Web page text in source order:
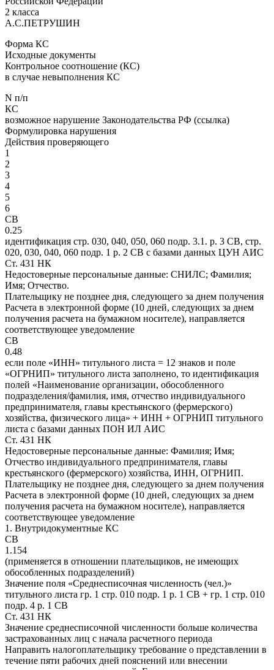
2 класса
А.С.ПЕТРУШИН
Форма КС
Исходные документы
Контрольное соотношение (КС)
в случае невыполнения КС
N п/п
КС
возможное нарушение Законодательства РФ (ссылка)
Формулировка нарушения
Действия проверяющего
1
2
3
4
5
6
СВ
0.25
идентификация стр. 030, 040, 050, 060 подр. 3.1. р. 3 СВ, стр.
020, 030, 040, 060 подр. 1 р. 2 СВ с базами данных ЦУН АИС
Ст. 431 НК
Недостоверные персональные данные: СНИЛС; Фамилия;
Имя; Отчество.
Плательщику не позднее дня, следующего за днем получения
Расчета в электронной форме (10 дней, следующих за днем
получения расчета на бумажном носителе), направляется
соответствующее уведомление
СВ
0.48
если поле «ИНН» титульного листа = 12 знаков и поле
«ОГРНИП» титульного листа заполнено, то идентификация
полей «Наименование организации, обособленного
подразделения/фамилия, имя, отчество индивидуального
предпринимателя, главы крестьянского (фермерского)
хозяйства, физического лица» + ИНН + ОГРНИП титульного
листа с базами данных ПОН ИЛ АИС
Ст. 431 НК
Недостоверные персональные данные: Фамилия; Имя;
Отчество индивидуального предпринимателя, главы
крестьянского (фермерского) хозяйства, ИНН, ОГРНИП.
Плательщику не позднее дня, следующего за днем получения
Расчета в электронной форме (10 дней, следующих за днем
получения расчета на бумажном носителе), направляется
соответствующее уведомление
1. Внутридокументные КС
СВ
1.154
(применяется в отношении плательщиков, не имеющих
обособленных подразделений)
Значение поля «Среднесписочная численность (чел.)»
титульного листа гр. 1 стр. 010 подр. 1 р. 1 СВ + гр. 1 стр. 010
подр. 4 р. 1 СВ
Ст. 431 НК
Значение среднесписочной численности больше количества
застрахованных лиц с начала расчетного периода
Направить налогоплательщику требование о представлении в
течение пяти рабочих дней пояснений или внесении